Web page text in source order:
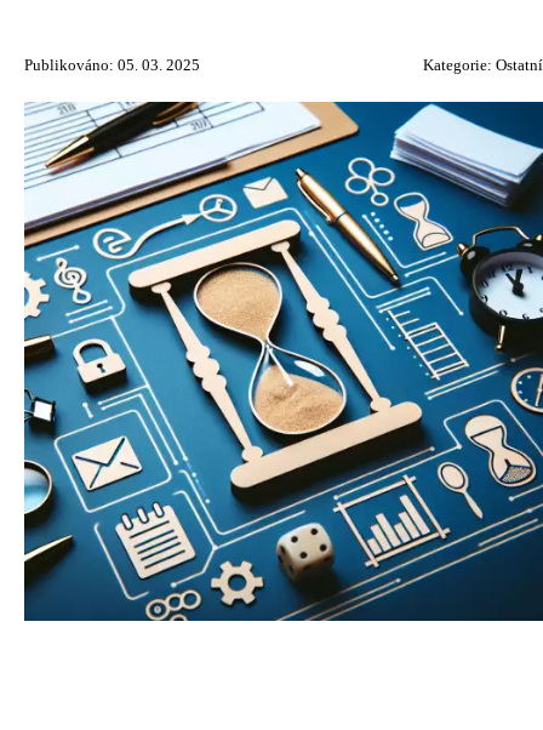
Publikováno: 05. 03. 2025 Kategorie: Ostatní